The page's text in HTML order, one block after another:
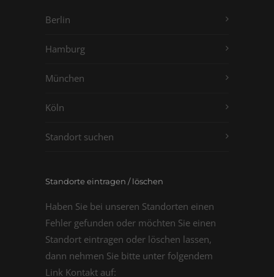
Berlin
Hamburg
München
Köln
Standort suchen
Standorte eintragen / löschen
Haben Sie bei unseren Standorten einen
Fehler gefunden oder möchten Sie einen
Standort eintragen oder löschen lassen,
dann nehmen Sie bitte unter folgendem
Link Kontakt auf: